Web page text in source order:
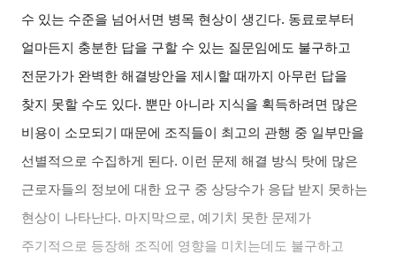
수 있는 수준을 넘어서면 병목 현상이 생긴다. 동료로부터
얼마든지 충분한 답을 구할 수 있는 질문임에도 불구하고
전문가가 완벽한 해결방안을 제시할 때까지 아무런 답을
찾지 못할 수도 있다. 뿐만 아니라 지식을 획득하려면 많은
비용이 소모되기 때문에 조직들이 최고의 관행 중 일부만을
선별적으로 수집하게 된다. 이런 문제 해결 방식 탓에 많은
근로자들의 정보에 대한 요구 중 상당수가 응답 받지 못하는
현상이 나타난다. 마지막으로, 예기치 못한 문제가
주기적으로 등장해 조직에 영향을 미치는데도 불구하고